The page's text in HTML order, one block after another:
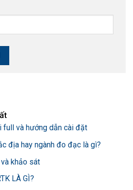
full và hướng dẫn cài đặt
địa hay ngành đo đạc là gì?
khảo sát
LÀ GÌ?